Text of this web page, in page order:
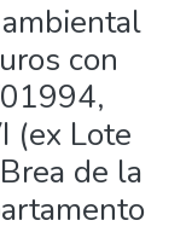
con
(ex Lote
de la